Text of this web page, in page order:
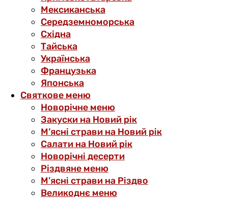
Мексиканська
Середземноморська
Східна
Тайська
Українська
Французька
Японська
Святкове меню
Новорічне меню
Закуски на Новий рік
М’ясні страви на Новий рік
Салати на Новий рік
Новорічні десерти
Різдвяне меню
М’ясні страви на Різдво
Великоднє меню